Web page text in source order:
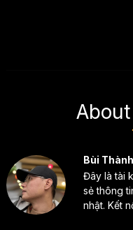
Bùi
Đây là tài
sẻ thông
nhật. Kết